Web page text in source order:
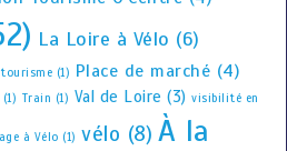
La Loire à Vélo (6)
(1) Place de marché (4)
(1) Train (1) Val de Loire (3) visibilité en
à Vélo (1) vélo (8) À la